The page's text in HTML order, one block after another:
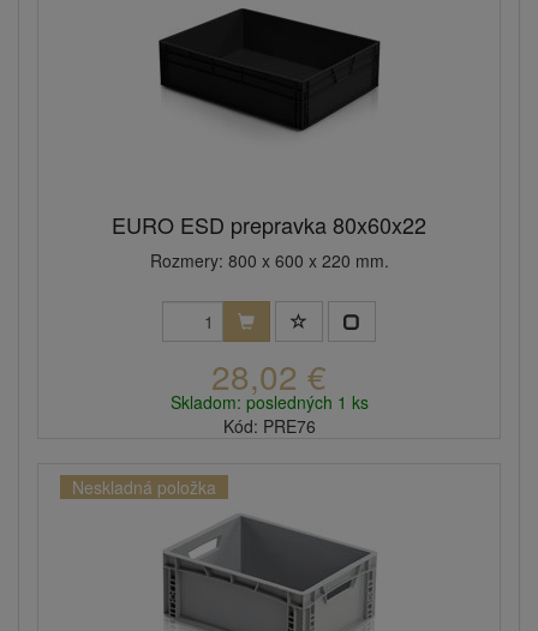
EURO ESD prepravka 80x60x22
Rozmery: 800 x 600 x 220 mm.
28,02 €
Skladom: posledných 1 ks
Kód: PRE76
Neskladná položka